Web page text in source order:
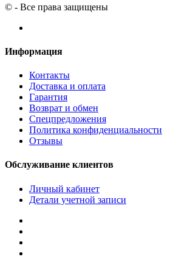
© - Все права защищены
Информация
Контакты
Доставка и оплата
Гарантия
Возврат и обмен
Спецпредложения
Политика конфиденциальности
Отзывы
Обслуживание клиентов
Личный кабинет
Детали учетной записи